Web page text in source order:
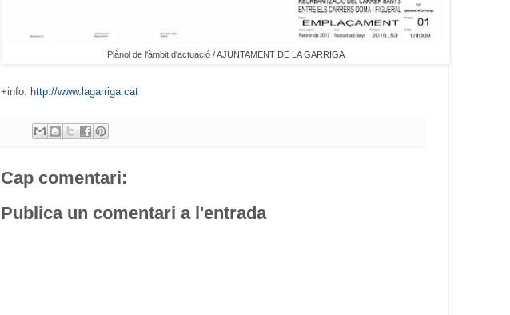
Plànol de l'àmbit d'actuació / AJUNTAMENT DE LA GARRIGA
+info: http://www.lagarriga.cat
Cap comentari:
Publica un comentari a l'entrada